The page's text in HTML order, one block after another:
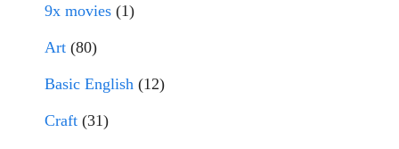
9x movies (1)
Art (80)
Basic English (12)
Craft (31)